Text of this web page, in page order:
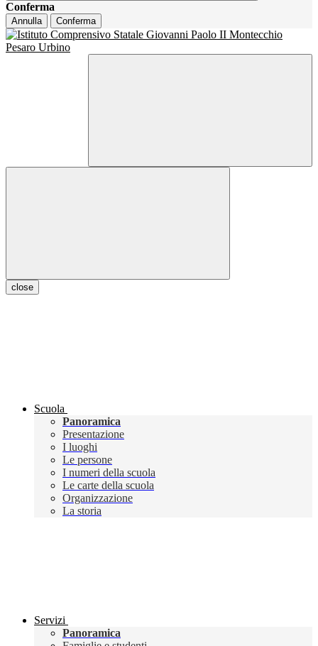
Conferma
Annulla Conferma
close
Scuola
Panoramica
Presentazione
I luoghi
Le persone
I numeri della scuola
Le carte della scuola
Organizzazione
La storia
Servizi
Panoramica